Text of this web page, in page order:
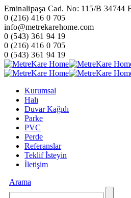
Eminalipaşa Cad. No: 115/B 34744
0 (216) 416 0 705
info@metrekarehome.com
0 (543) 361 94 19
0 (216) 416 0 705
0 (543) 361 94 19
Kurumsal
Halı
Duvar Kağıdı
Parke
PVC
Perde
Referanslar
Teklif İsteyin
İletişim
Arama